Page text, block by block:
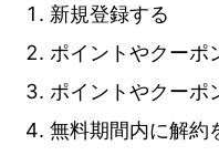
新規登録する
ポイントやクーポ
ポイントやクーポ
無料期間内に解約